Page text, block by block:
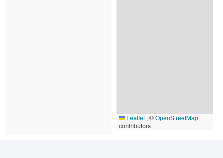
Leaflet | ©OpenStreetMap
contributors